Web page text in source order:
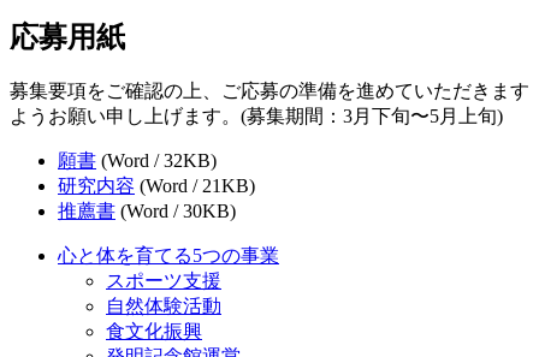
応募用紙
募集要項をご確認の上、ご応募の準備を進めていただきます
ようお願い申し上げます。(募集期間：3月下旬〜5月上旬)
願書 (Word / 32KB)
研究内容 (Word / 21KB)
推薦書 (Word / 30KB)
心と体を育てる5つの事業
スポーツ支援
自然体験活動
食文化振興